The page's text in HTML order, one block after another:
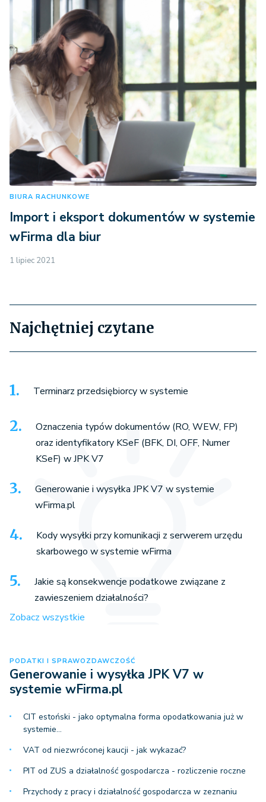
BIURA RACHUNKOWE
Import i eksport dokumentów w systemie
wFirma dla biur
1 lipiec 2021
Najchętniej czytane
Terminarz przedsiębiorcy w systemie
Oznaczenia typów dokumentów (RO, WEW, FP)
oraz identyfikatory KSeF (BFK, DI, OFF, Numer
KSeF) w JPK V7
Generowanie i wysyłka JPK V7 w systemie
wFirma.pl
Kody wysyłki przy komunikacji z serwerem urzędu
skarbowego w systemie wFirma
Jakie są konsekwencje podatkowe związane z
zawieszeniem działalności?
Zobacz wszystkie
PODATKI I SPRAWOZDAWCZOŚĆ
Generowanie i wysyłka JPK V7 w
systemie wFirma.pl
CIT estoński - jako optymalna forma opodatkowania już w
systemie…
VAT od niezwróconej kaucji - jak wykazać?
PIT od ZUS a działalność gospodarcza - rozliczenie roczne
Przychody z pracy i działalność gospodarcza w zeznaniu